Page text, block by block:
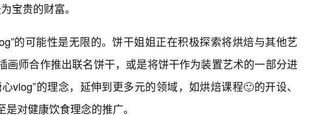
宝贵的财富。
的可能性是无限的。饼干姐姐正在积极探索将烘焙与其他艺
画师合作推出联名饼干，或是将饼干作为装置艺术的一部分进
vlog”的理念，延伸到更多元的领域，如烘焙课程🙂的开设、
对健康饮食理念的推广。